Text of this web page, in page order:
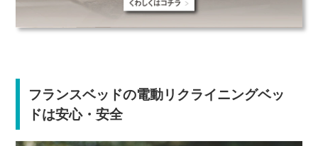
フランスベッドの電動リクライニングベッ
ドは安心・安全